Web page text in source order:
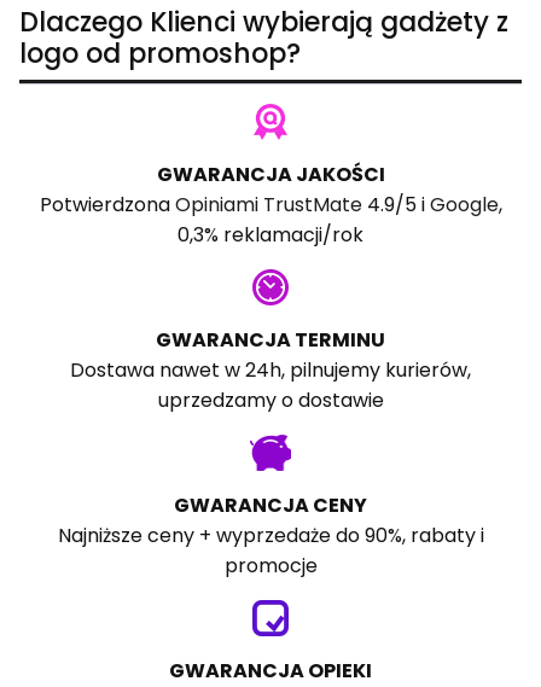
Dlaczego Klienci wybierają gadżety z
logo od promoshop?
GWARANCJA JAKOŚCI
PotwierdzonaOpiniami TrustMate4.9/5 iGoogle,
0,3% reklamacji/rok
GWARANCJA TERMINU
Dostawa nawet w 24h, pilnujemy kurierów,
uprzedzamy o dostawie
GWARANCJA CENY
Najniższe ceny + wyprzedaże do 90%, rabaty i
promocje
GWARANCJA OPIEKI